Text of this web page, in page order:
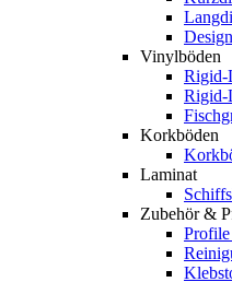
Vinylböden
Rigid-
Rigid-
Korkböden
Laminat
Zubehör &